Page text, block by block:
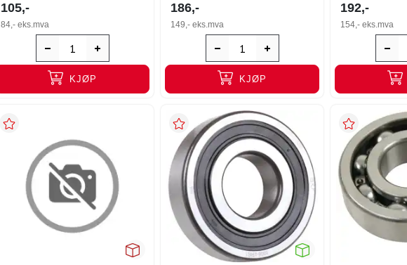
105,-
84,- eks.mva
KJØP
186,-
149,- eks.mva
KJØP
192,-
154,- eks.mva